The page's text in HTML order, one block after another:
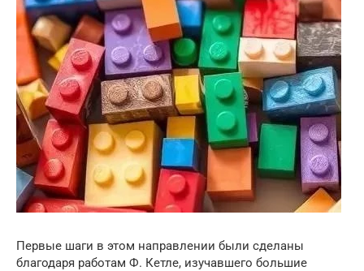
Первые шаги в этом направлении были сделаны
благодаря работам Ф. Кетле, изучавшего большие